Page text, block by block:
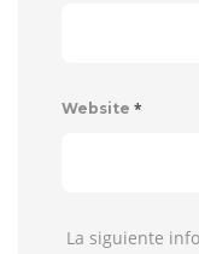
Website *
La siguiente